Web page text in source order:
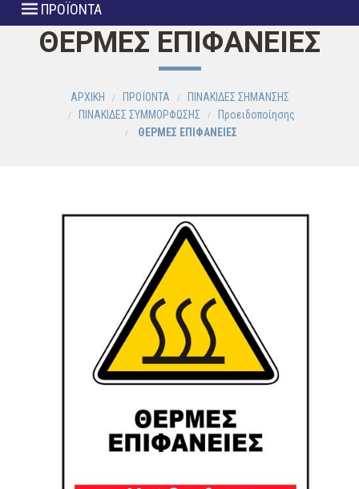
ΠΡΟΪΟΝΤΑ
ΘΕΡΜΕΣ ΕΠΙΦΑΝΕΙΕΣ
ΑΡΧΙΚΗ ΠΡΟΪΟΝΤΑ
ΠΙΝΑΚΙΔΕΣ ΣΗΜΑΝΣΗΣ
ΠΙΝΑΚΙΔΕΣ ΣΥΜΜΟΡΦΩΣΗΣ
Προειδοποίησης
ΘΕΡΜΕΣ ΕΠΙΦΑΝΕΙΕΣ